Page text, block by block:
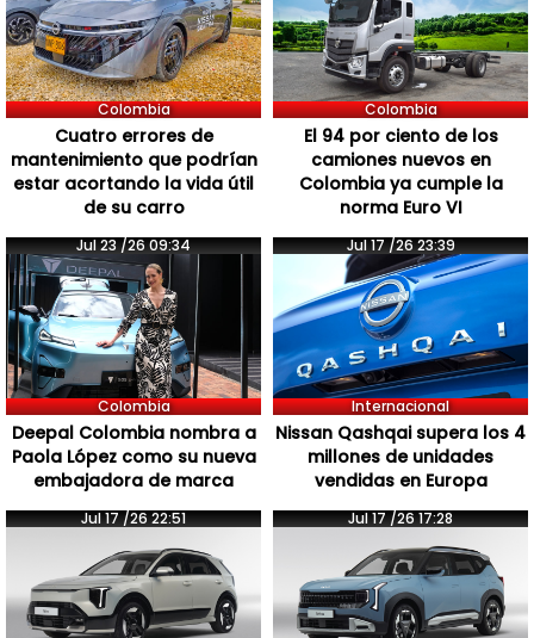
Colombia
Cuatro errores de
mantenimiento que podrían
estar acortando la vida útil
de su carro
Colombia
El 94 por ciento de los
camiones nuevos en
Colombia ya cumple la
norma Euro VI
Jul 23 /26 09:34
Colombia
Deepal Colombia nombra a
Paola López como su nueva
embajadora de marca
Jul 17 /26 23:39
Internacional
Nissan Qashqai supera los 4
millones de unidades
vendidas en Europa
Jul 17 /26 22:51 Jul 17 /26 17:28